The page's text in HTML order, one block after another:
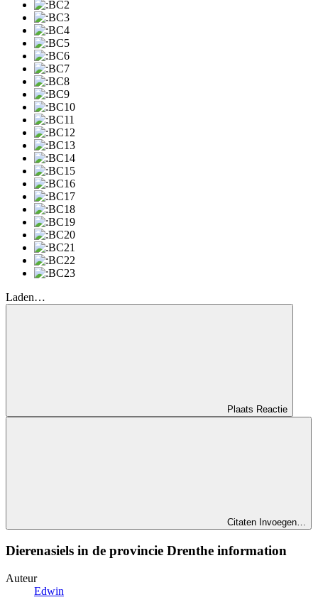
Laden…
Plaats Reactie
Citaten Invoegen…
Dierenasiels in de provincie Drenthe information
Auteur
Edwin